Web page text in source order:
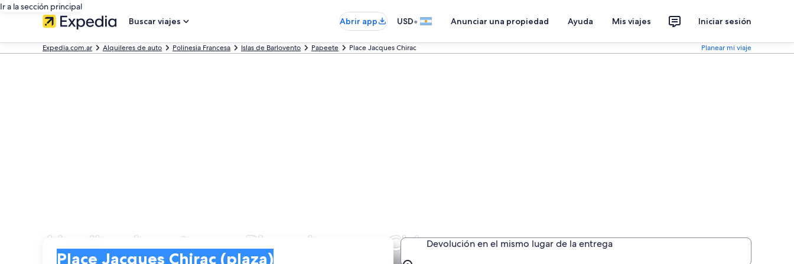
Ir a la sección principal
Buscar viajes
Abrir app USD• Anunciar una propiedad Ayuda Mis viajes Iniciar sesión
Expedia.com.ar Alquileres de auto Polinesia Francesa Islas de Barlovento Papeete Place Jacques Chirac Planear mi viaje
Alquiler de autos en Place Jacques Chirac
Place Jacques Chirac (plaza)
Devolución en el mismo lugar de la entrega